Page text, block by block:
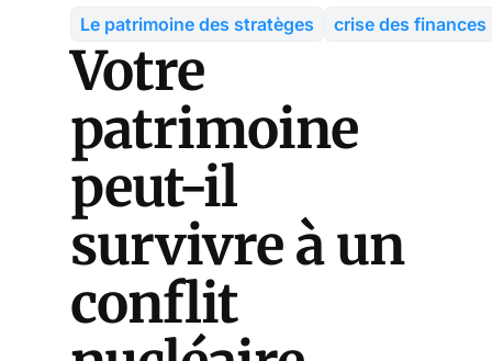
Le patrimoine des stratèges crise des
Votre
patrimoine
peut-il
survivre à un
conflit